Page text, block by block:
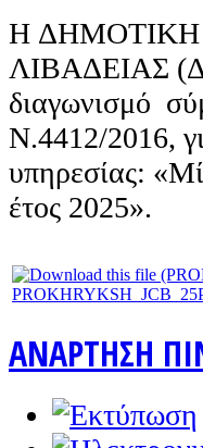
H
ΛΙΒΑΔΕΙΑΣ
διαγωνισμό
Ν.4412/2016,
υπηρεσίας:
έτος 2025».
ΑΝΑΡΤΗΣΗ